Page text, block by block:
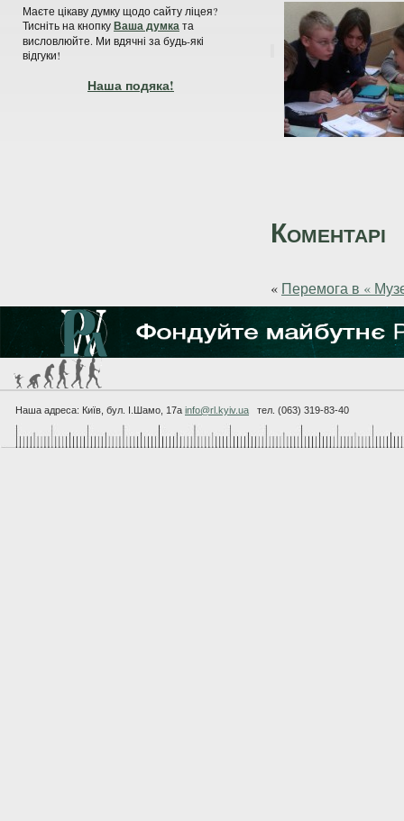
Маєте цікаву думку щодо сайту ліцея?
Тисніть на кнопкуВаша думката
висловлюйте. Ми вдячні за будь-які
відгуки!
Наша подяка!
Коментарі
« Перемога в «
Наша адреса: Київ, бул. I.Шамо, 17а info@rl.kyiv.ua тел. (063) 319-83-40